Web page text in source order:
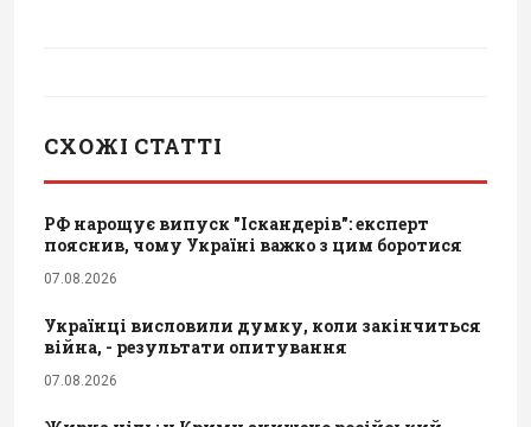
СХОЖІ СТАТТІ
РФ нарощує випуск "Іскандерів": експерт
пояснив, чому Україні важко з цим боротися
07.08.2026
Українці висловили думку, коли закінчиться
війна, - результати опитування
07.08.2026